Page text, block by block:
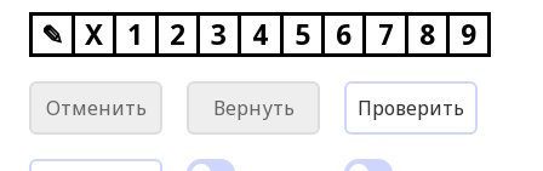
✎ X 1 2 3 4 5 6 7 8 9
Отменить Вернуть Проверить